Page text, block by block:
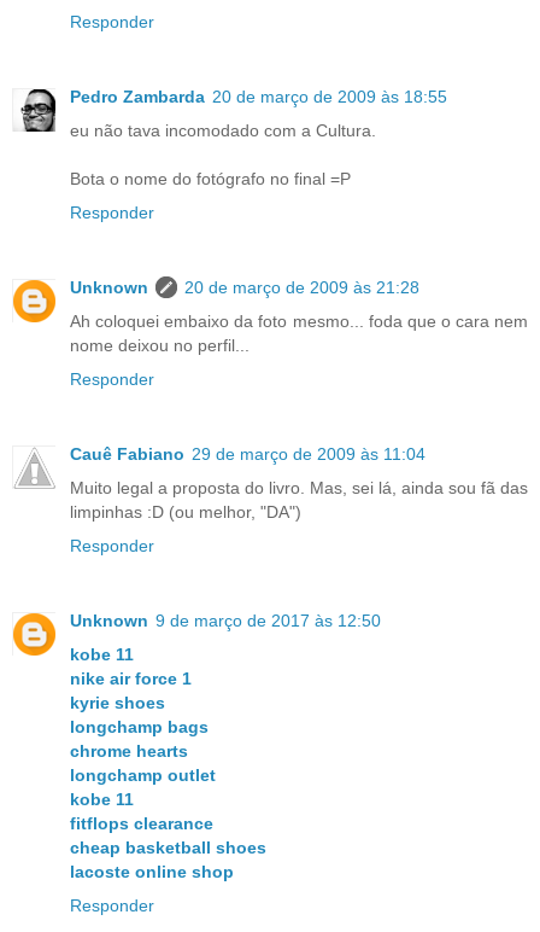
Responder
Pedro Zambarda 20 de março de 2009 às 18:55
eu não tava incomodado com a Cultura.
Bota o nome do fotógrafo no final =P
Responder
Unknown
20 de março de 2009 às 21:28
Ah coloquei embaixo da foto mesmo... foda que o cara nem
nome deixou no perfil...
Responder
Cauê Fabiano 29 de março de 2009 às 11:04
Muito legal a proposta do livro. Mas, sei lá, ainda sou fã das
limpinhas :D (ou melhor, "DA")
Responder
Unknown 9 de março de 2017 às 12:50
kobe 11
nike air force 1
kyrie shoes
longchamp bags
chrome hearts
longchamp outlet
kobe 11
fitflops clearance
cheap basketball shoes
lacoste online shop
Responder